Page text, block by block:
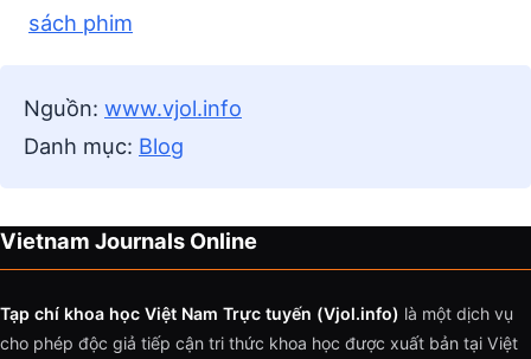
sách phim
Nguồn: www.vjol.info
Danh mục: Blog
Vietnam Journals Online
Tạp chí khoa học Việt Nam Trực tuyến (Vjol.info) là một dịch vụ
cho phép độc giả tiếp cận tri thức khoa học được xuất bản tại Việt